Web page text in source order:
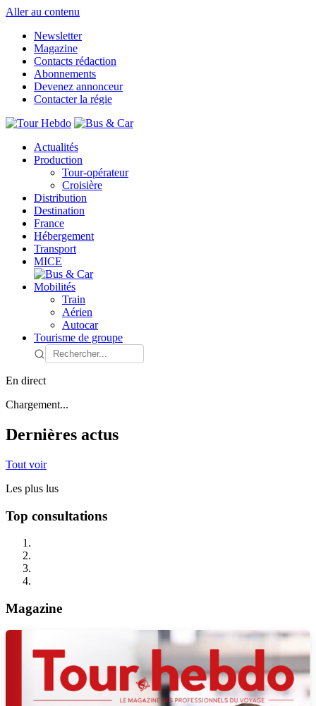
Aller au contenu
Newsletter
Magazine
Contacts rédaction
Abonnements
Devenez annonceur
Contacter la régie
Actualités
Production
Tour-opérateur
Croisière
Distribution
Destination
France
Hébergement
Transport
MICE
Mobilités
Train
Aérien
Autocar
Tourisme de groupe
En direct
Chargement...
Dernières actus
Tout voir
Les plus lus
Top consultations
Magazine